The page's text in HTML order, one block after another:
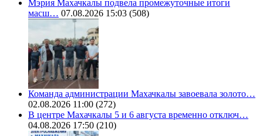
Мэрия Махачкалы подвела промежуточные итоги
масш… 07.08.2026 15:03 (508)
Команда администрации Махачкалы завоевала золото…
02.08.2026 11:00 (272)
В центре Махачкалы 5 и 6 августа временно отключ…
04.08.2026 17:50 (210)